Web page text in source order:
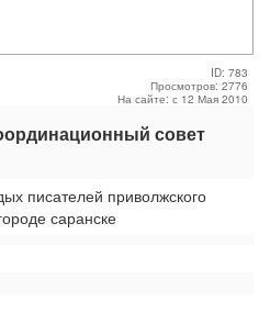
ID: 783
Просмотров: 2776
На сайте: с 12 Мая 2010
совет
писателей приволжского
саранске